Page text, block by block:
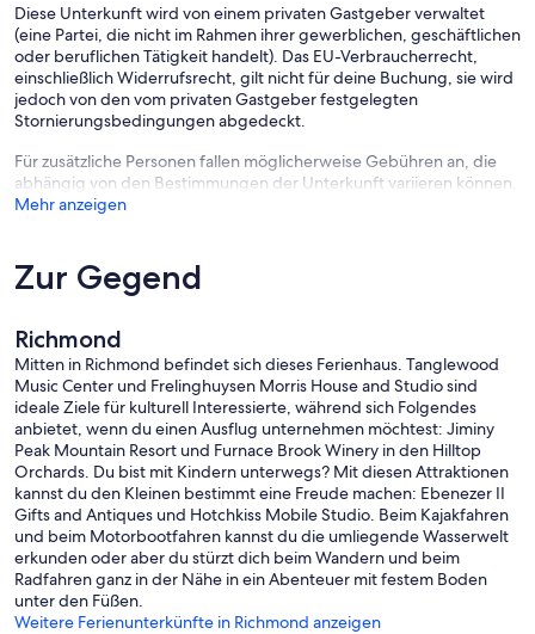
Diese Unterkunft wird von einem privaten Gastgeber verwaltet
(eine Partei, die nicht im Rahmen ihrer gewerblichen, geschäftlichen
oder beruflichen Tätigkeit handelt). Das EU-Verbraucherrecht,
einschließlich Widerrufsrecht, gilt nicht für deine Buchung, sie wird
jedoch von den vom privaten Gastgeber festgelegten
Stornierungsbedingungen abgedeckt.
Für zusätzliche Personen fallen möglicherweise Gebühren an, die
abhängig von den Bestimmungen der Unterkunft variieren können.
Mehr anzeigen
Zur Gegend
Richmond
Mitten in Richmond befindet sich dieses Ferienhaus. Tanglewood
Music Center und Frelinghuysen Morris House and Studio sind
ideale Ziele für kulturell Interessierte, während sich Folgendes
anbietet, wenn du einen Ausflug unternehmen möchtest: Jiminy
Peak Mountain Resort und Furnace Brook Winery in den Hilltop
Orchards. Du bist mit Kindern unterwegs? Mit diesen Attraktionen
kannst du den Kleinen bestimmt eine Freude machen: Ebenezer II
Gifts and Antiques und Hotchkiss Mobile Studio. Beim Kajakfahren
und beim Motorbootfahren kannst du die umliegende Wasserwelt
erkunden oder aber du stürzt dich beim Wandern und beim
Radfahren ganz in der Nähe in ein Abenteuer mit festem Boden
unter den Füßen.
Weitere Ferienunterkünfte in Richmond anzeigen